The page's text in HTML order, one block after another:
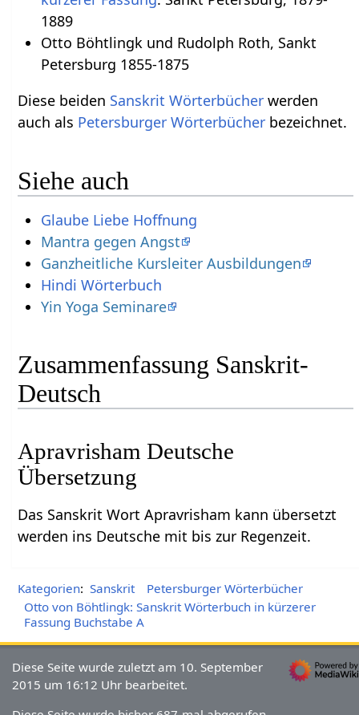
1889
Otto Böhtlingk und Rudolph Roth, Sankt
Petersburg 1855-1875
Diese beiden Sanskrit Wörterbücher werden
auch als Petersburger Wörterbücher bezeichnet.
Siehe auch
Glaube Liebe Hoffnung
Mantra gegen Angst
Ganzheitliche Kursleiter Ausbildungen
Hindi Wörterbuch
Yin Yoga Seminare
Zusammenfassung Sanskrit-
Deutsch
Apravrisham Deutsche
Übersetzung
Das Sanskrit Wort Apravrisham kann übersetzt
werden ins Deutsche mit bis zur Regenzeit.
Kategorien: Sanskrit
Petersburger Wörterbücher
Otto von Böhtlingk: Sanskrit Wörterbuch in kürzerer
Fassung Buchstabe A
Diese Seite wurde zuletzt am 10. September
2015 um 16:12 Uhr bearbeitet.